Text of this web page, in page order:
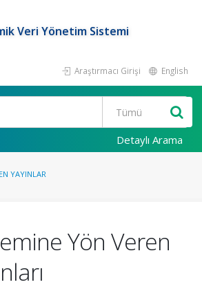
Veri Yönetim Sistemi
Araştırmacı Girişi English
Detaylı Arama
YAYINLAR
Yön Veren